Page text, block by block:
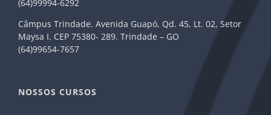
(64)99994-6292
Câmpus Trindade. Avenida Guapó, Qd. 45, Lt. 02, Setor
Maysa I. CEP 75380- 289. Trindade – GO
(64)99654-7657
NOSSOS CURSOS